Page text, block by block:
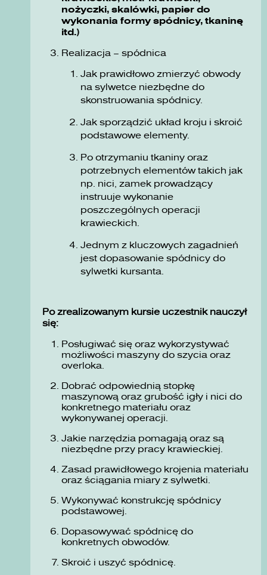
nożyczki, skalówki, papier do
wykonania formy spódnicy, tkaninę
itd.)
Realizacja – spódnica
Jak prawidłowo zmierzyć obwody
na sylwetce niezbędne do
skonstruowania spódnicy.
Jak sporządzić układ kroju i skroić
podstawowe elementy.
Po otrzymaniu tkaniny oraz
potrzebnych elementów takich jak
np. nici, zamek prowadzący
instruuje wykonanie
poszczególnych operacji
krawieckich.
Jednym z kluczowych zagadnień
jest dopasowanie spódnicy do
sylwetki kursanta.
Po zrealizowanym kursie uczestnik nauczył
się:
Posługiwać się oraz wykorzystywać
możliwości maszyny do szycia oraz
overloka.
Dobrać odpowiednią stopkę
maszynową oraz grubość igły i nici do
konkretnego materiału oraz
wykonywanej operacji.
Jakie narzędzia pomagają oraz są
niezbędne przy pracy krawieckiej.
Zasad prawidłowego krojenia materiału
oraz ściągania miary z sylwetki.
Wykonywać konstrukcję spódnicy
podstawowej.
Dopasowywać spódnicę do
konkretnych obwodów.
Skroić i uszyć spódnicę.